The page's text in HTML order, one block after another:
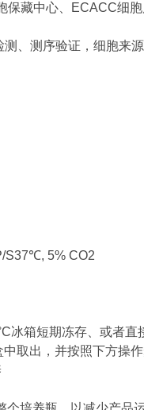
藏中心、ECACC细
、测序验证，细胞来
S37℃, 5% CO2
冰箱短期冻存、或者直
取出，并按照下方操